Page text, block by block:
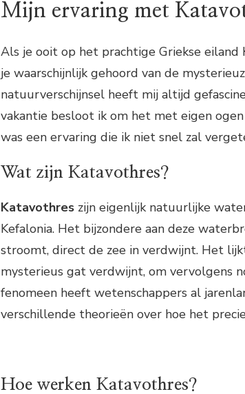
Mijn ervaring met
Als je ooit op het prachtige Griekse eiland
je waarschijnlijk gehoord van de
natuurverschijnsel heeft mij altijd
vakantie besloot ik om het met eigen
was een ervaring die ik niet snel zal
Wat zijn Katavothres?
Katavothres zijn eigenlijk natuurlijke
Kefalonia. Het bijzondere aan deze
stroomt, direct de zee in verdwijnt. Het
mysterieus gat verdwijnt, om vervolgens
fenomeen heeft wetenschappers al
verschillende theorieën over hoe het
Hoe werken Katavothres?